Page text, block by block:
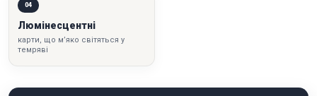
04
Люмінесцентні
карти, що м’яко світяться у
темряві